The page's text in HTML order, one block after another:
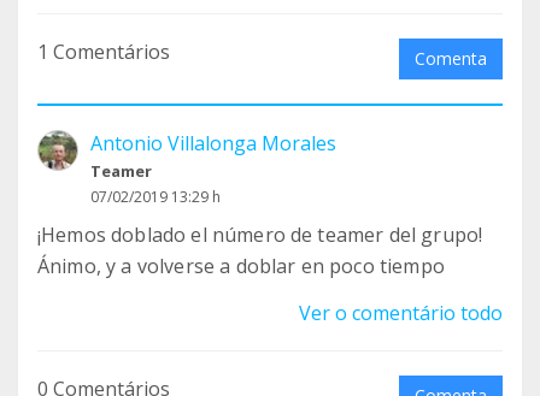
más mujeres y neonatos necesitados. ¡GRACIAS!
1 Comentários Comenta
Antonio Villalonga Morales
Teamer
07/02/2019 13:29 h
¡Hemos doblado el número de teamer del grupo!
Ánimo, y a volverse a doblar en poco tiempo
Ver o comentário todo
0 Comentários